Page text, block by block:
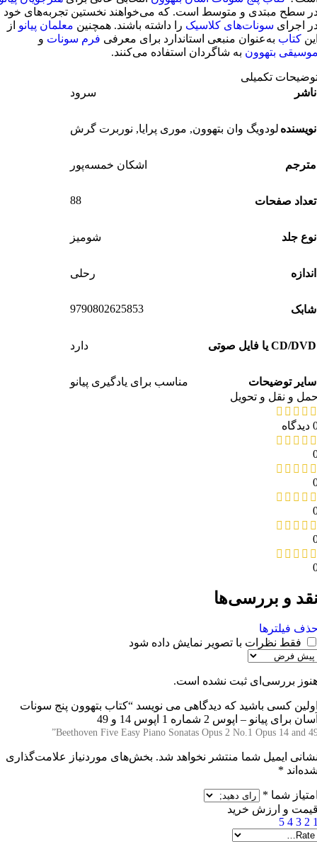
سطح مبتدی و متوسط است. که می‌خواهند نخستین تجربه‌های خود
اجرای سونات‌های کلاسیک را داشته باشند. همچنین معلمان پیانو از
کتاب به‌عنوان منبعی استاندارد برای معرفی فرم سونات و
بتهوون به شاگردان استفاده می‌کنند.
تکمیلی
ناشر
سرود
نویسنده لودویگ وان بتهوون, موری پرایا, نوربرت گرش
مترجم اشکان خمسه‌پور
تعداد صفحات 88
نوع جلد شومیز
اندازه رحلی
شابک 9790802625853
CD/DVD یا فایل صوتی دارد
سایر توضیحات
مناسب برای یادگیری پیانو
و نقل و تحویل
و بررسی‌ها
فیلترها
فقط نظرات با تصویر نمایش داده شود
بررسی‌ای ثبت نشده است.
کسی باشید که دیدگاهی می نویسد “کتاب بتهوون پنج سونات
برای پیانو – اپوس 2 شماره 1 اپوس 14 و 49
Beethoven Five Easy Piano Sonatas Opus 2 No.1 Opus 14 and
ایمیل شما منتشر نخواهد شد. بخش‌های موردنیاز علامت‌گذاری
*
شما *
و ارزش خرید
2
3
4
5